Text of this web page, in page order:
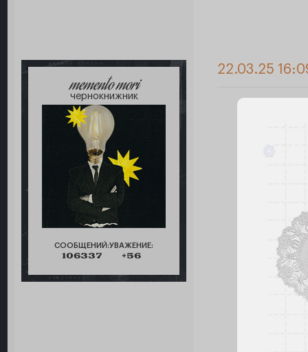
memento mori
чернокнижник
СООБЩЕНИЙ:
106337
УВАЖЕНИЕ:
+56
22.03.25